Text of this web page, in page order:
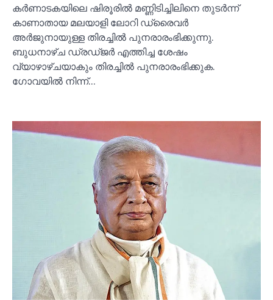
കര്‍ണാടകയിലെ ഷിരൂരില്‍ മണ്ണിടിച്ചിലിനെ തുടര്‍ന്ന്
കാണാതായ മലയാളി ലോറി ഡ്രൈവര്‍
അര്‍ജുനായുള്ള തിരച്ചില്‍ പുനരാരംഭിക്കുന്നു.
ബുധനാഴ്ച ഡ്രഡ്ജര്‍ എത്തിച്ച ശേഷം
വ്യാഴാഴ്ചയാകും തിരച്ചില്‍ പുനരാരംഭിക്കുക.
ഗോവയില്‍ നിന്ന്…